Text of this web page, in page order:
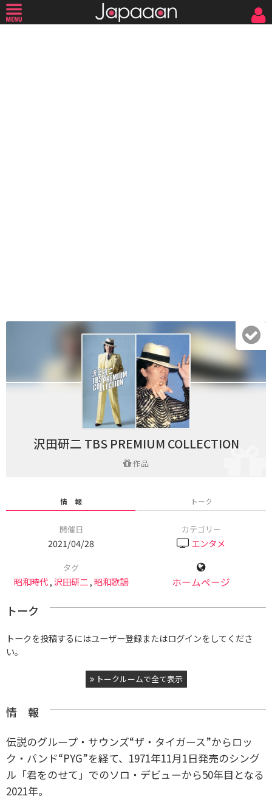
沢田研二 TBS PREMIUM COLLECTION
作品
情 報 トーク
開催日
2021/04/28
カテゴリー
エンタメ
タグ
昭和時代,沢田研二,昭和歌謡 ホームページ
トーク
トークを投稿するにはユーザー登録またはログインをしてくださ
い。
トークルームで全て表示
情 報
伝説のグループ・サウンズ“ザ・タイガース”からロッ
ク・バンド“PYG”を経て、1971年11月1日発売のシング
ル「君をのせて」でのソロ・デビューから50年目となる
2021年。